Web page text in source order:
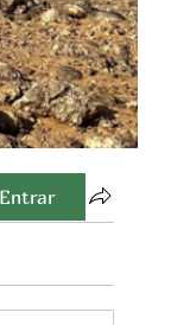
Entrar